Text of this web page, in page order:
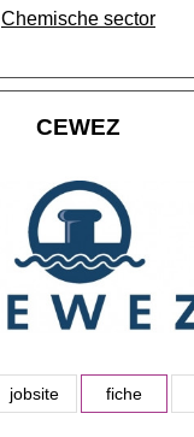
Chemische sector
CEWEZ
jobsite fiche